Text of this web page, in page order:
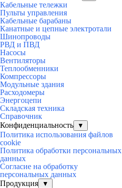
Кабельные тележки
Пульты управления
Кабельные барабаны
Канатные и цепные электротали
Шинопроводы
РВД и ПВД
Насосы
Вентиляторы
Теплообменники
Компрессоры
Модульные здания
Расходомеры
Энергоцепи
Складская техника
Справочник
Конфиденциальность
▼
Политика использования файлов
cookie
Политика обработки персональных
данных
Согласие на обработку
персональных данных
Продукция
▼